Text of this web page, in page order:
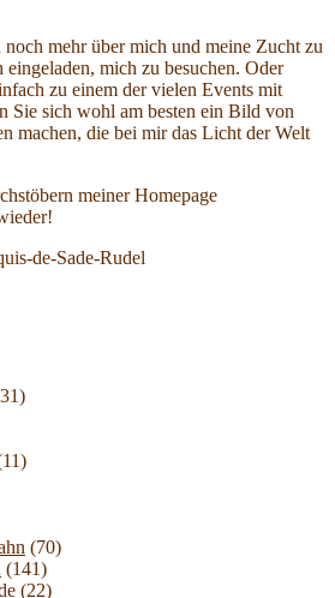
noch mehr über mich und meine Zucht zu
mich zu besuchen. Oder
zu einem der vielen Events mit
Sie sich wohl am besten ein Bild von
machen, die bei mir das Licht der Welt
meiner Homepage
de-Sade-Rudel
(70)
(141)
(22)